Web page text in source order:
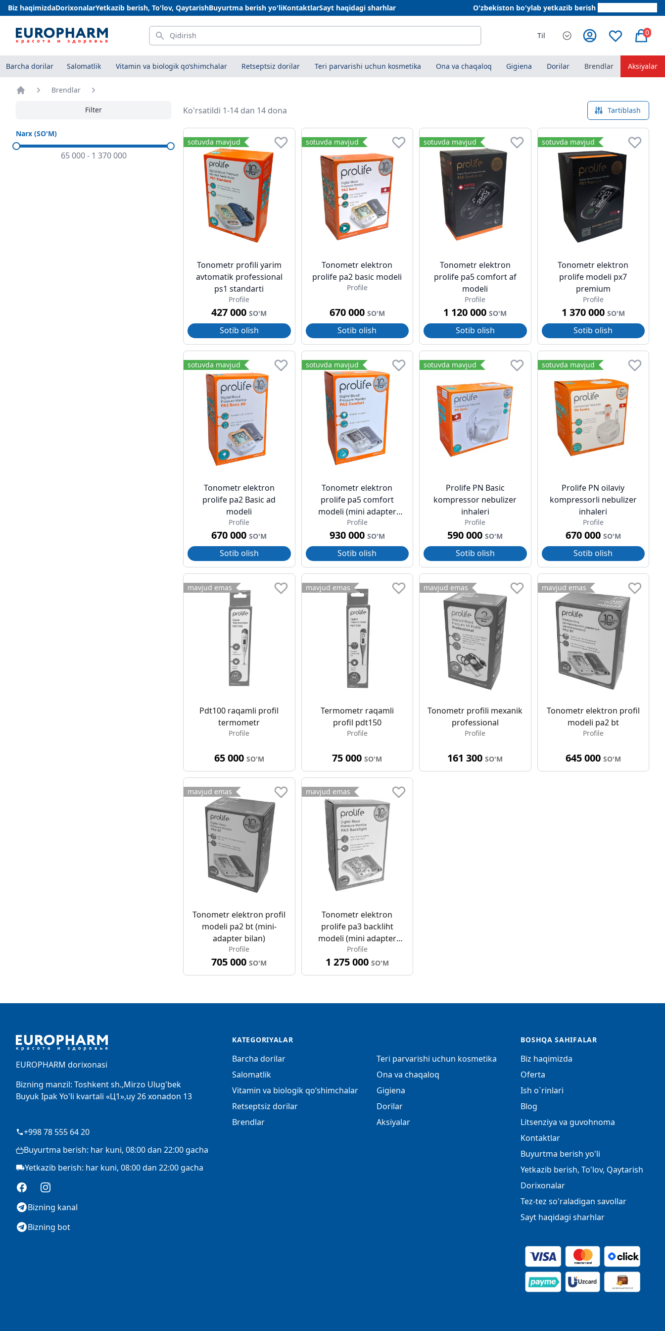
Biz haqimizdaDorixonalarYetkazib berish, To'lov, QaytarishBuyurtma berish yo'liKontaktlarSayt haqidagi sharhlar O'zbekiston bo'ylab yetkazib berish
Qidirish Til 0
Barcha dorilar Salomatlik Vitamin va biologik qo‘shimchalar Retseptsiz dorilar Teri parvarishi uchun kosmetika Ona va chaqaloq Gigiena Dorilar Brendlar Aksiyalar
Brendlar
Filter
Narx (SO'M)
65 000- 1 370 000
Ko'rsatildi 1-14 dan 14 dona Tartiblash
sotuvda mavjud
Tonometr profili yarim
avtomatik professional
ps1 standarti
Profile
427 000SO'M
Sotib olish
sotuvda mavjud
Tonometr elektron
prolife pa2 basic modeli
Profile
670 000 SO'M
Sotib olish
sotuvda mavjud
Tonometr elektron
prolife pa5 comfort af
modeli
Profile
1 120 000SO'M
Sotib olish
sotuvda mavjud
Tonometr elektron
prolife modeli px7
premium
Profile
1 370 000 SO'M
Sotib olish
sotuvda mavjud
Tonometr elektron
prolife pa2 Basic ad
modeli
Profile
670 000SO'M
Sotib olish
sotuvda mavjud
Tonometr elektron
prolife pa5 comfort
modeli (mini adapter
bilan)
Profile
930 000 SO'M
Sotib olish
sotuvda mavjud
Prolife PN Basic
kompressor nebulizer
inhaleri
Profile
590 000SO'M
Sotib olish
sotuvda mavjud
Prolife PN oilaviy
kompressorli nebulizer
inhaleri
Profile
670 000 SO'M
Sotib olish
mavjud emas
Pdt100 raqamli profil
termometr
Profile
65 000 SO'M
mavjud emas
Termometr raqamli
profil pdt150
Profile
75 000SO'M
mavjud emas
Tonometr profili mexanik
professional
Profile
161 300SO'M
mavjud emas
Tonometr elektron profil
modeli pa2 bt
Profile
645 000 SO'M
mavjud emas
Tonometr elektron profil
modeli pa2 bt (mini-
adapter bilan)
Profile
705 000SO'M
mavjud emas
Tonometr elektron
prolife pa3 backliht
modeli (mini adapter
bilan)
Profile
1 275 000 SO'M
EUROPHARM dorixonasi
Bizning manzil: Toshkent sh.,Mirzo Ulug'bek
Buyuk Ipak Yo'li kvartali «Ц1»,uy 26 xonadon 13
+998 78 555 64 20
Buyurtma berish: har kuni, 08:00 dan 22:00 gacha
Yetkazib berish: har kuni, 08:00 dan 22:00 gacha
FacebookInstagram
Bizning kanal
Bizning bot
KATEGORIYALAR
Barcha dorilar
Salomatlik
Vitamin va biologik qo‘shimchalar
Retseptsiz dorilar
Brendlar
Teri parvarishi uchun kosmetika
Ona va chaqaloq
Gigiena
Dorilar
Aksiyalar
BOSHQA SAHIFALAR
Biz haqimizda
Oferta
Ish o`rinlari
Blog
Litsenziya va guvohnoma
Kontaktlar
Buyurtma berish yo'li
Yetkazib berish, To'lov, Qaytarish
Dorixonalar
Tez-tez so'raladigan savollar
Sayt haqidagi sharhlar